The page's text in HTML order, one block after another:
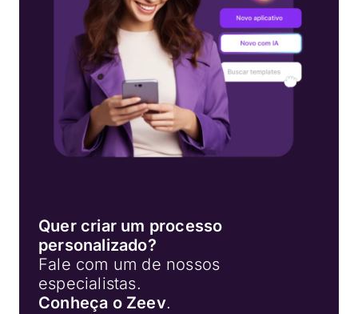
Quer criar um processo
personalizado?
Fale com um de nossos
especialistas.
Conheça o Zeev.